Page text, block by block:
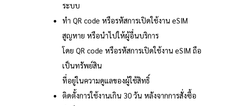
ระบบ
ทำ QR code หรือรหัสการเปิดใช้งาน eSIM
สูญหาย หรือนำไปให้ผู้อื่นบริการ
โดย QR code หรือรหัสการเปิดใช้งาน eSIM ถือ
เป็นทรัพย์สิน
ที่อยู่ในความดูแลของผู้ใช้สิทธิ์
ติดตั้งการใช้งานเกิน 30 วัน หลังจากการสั่งซื้อ